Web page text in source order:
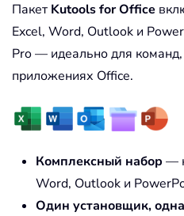
Пакет Kutools for Office
Excel, Word, Outlook и
Pro — идеально для
приложениях Office.
Комплексный набор —
Word, Outlook и
Один установщик,